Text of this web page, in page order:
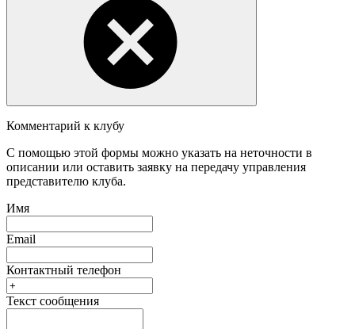
Комментарий к клубу
С помощью этой формы можно указать на неточности в
описании или оставить заявку на передачу управления
представителю клуба.
Имя
Email
Контактный телефон
Текст сообщения